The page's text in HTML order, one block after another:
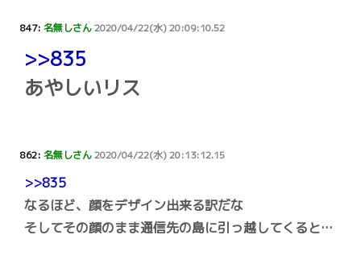
847: 名無しさん2020/04/22(水) 20:09:10.52
>>835
あやしいリス
862: 名無しさん2020/04/22(水) 20:13:12.15
>>835
なるほど、顔をデザイン出来る訳だな
そしてその顔のまま通信先の島に引っ越してくると…